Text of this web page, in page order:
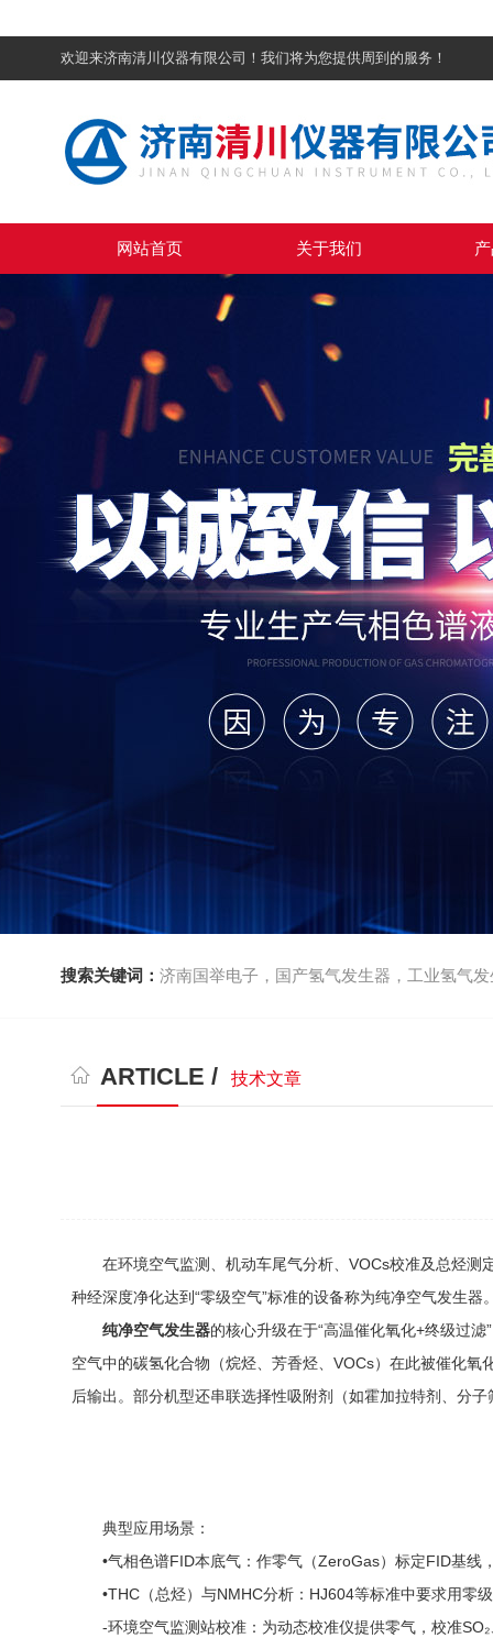
欢迎来济南清川仪器有限公司！我们将为您提供周到的服务！
网站首页 关于我们
搜索关键词： 济南国举电子，国产氢气发生器，工业氢气
ARTICLE / 技术文章
在环境空气监测、机动车尾气分析、VOCs校准及总烃测
种经深度净化达到“零级空气”标准的设备称为纯净空气发生
纯净空气发生器的核心升级在于“高温催化氧化+终级过
空气中的碳氢化合物（烷烃、芳香烃、VOCs）在此被催化
后输出。部分机型还串联选择性吸附剂（如霍加拉特剂、分
典型应用场景：
•气相色谱FID本底气：作零气（ZeroGas）标定FID基线
•THC（总烃）与NMHC分析：HJ604等标准中要求用零
-环境空气监测站校准：为动态校准仪提供零气，校准SO₂